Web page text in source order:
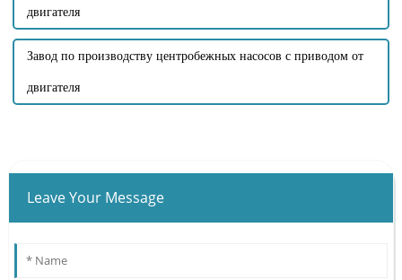
двигателя
Завод по производству центробежных насосов с приводом от
двигателя
Leave Your Message